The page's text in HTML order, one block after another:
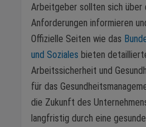
Arbeitgeber sollten sich über
Anforderungen informieren
Offizielle Seiten wie das
und Soziales bieten
Arbeitssicherheit und
für das
die Zukunft des
langfristig durch eine